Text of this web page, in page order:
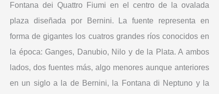
Fontana dei Quattro Fiumi en el centro de la ovalada
plaza diseñada por Bernini. La fuente representa en
forma de gigantes los cuatros grandes ríos conocidos en
la época: Ganges, Danubio, Nilo y de la Plata. A ambos
lados, dos fuentes más, algo menores aunque anteriores
en un siglo a la de Bernini, la Fontana di Neptuno y la